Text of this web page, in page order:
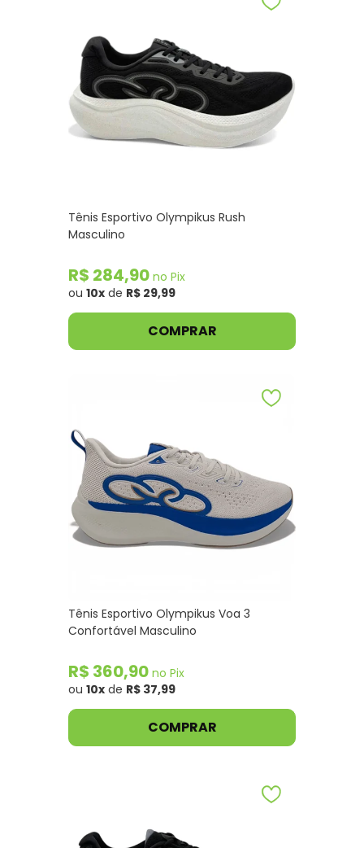
Tênis Esportivo Olympikus Rush
Masculino
R$ 284,90 no Pix
ou 10x de R$ 29,99
COMPRAR
Tênis Esportivo Olympikus Voa 3
Confortável Masculino
R$ 360,90 no Pix
ou 10x de R$ 37,99
COMPRAR